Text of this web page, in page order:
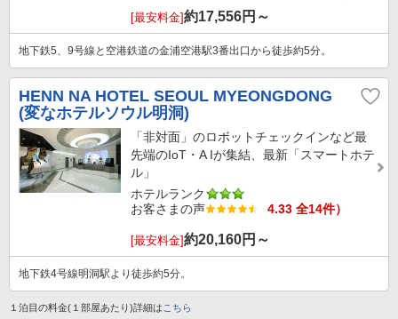
[最安料金]約17,556円～
地下鉄5、9号線と空港鉄道の金浦空港駅3番出口から徒歩約5分。
HENN NA HOTEL SEOUL MYEONGDONG
(変なホテルソウル明洞)
「非対面」のロボットチェックインなど最
先端のIoT・A Iが集結、最新「スマートホテ
ル」
ホテルランク
お客さまの声
4.33 全14件）
[最安料金]約20,160円～
地下鉄4号線明洞駅より徒歩約5分。
１泊目の料金(１部屋あたり)詳細は こちら